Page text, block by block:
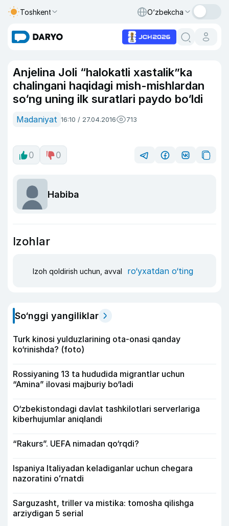
Toshkent O‘zbekcha
Anjelina Joli “halokatli xastalik”ka
chalingani haqidagi mish-mishlardan
so‘ng uning ilk suratlari paydo bo‘ldi
Madaniyat 16:10 / 27.04.2016 713
0 0
Habiba
Izohlar
Izoh qoldirish uchun, avval ro‘yxatdan o‘ting
So‘nggi yangiliklar
Turk kinosi yulduzlarining ota-onasi qanday
ko‘rinishda? (foto)
Rossiyaning 13 ta hududida migrantlar uchun
“Amina” ilovasi majburiy bo‘ladi
O‘zbekistondagi davlat tashkilotlari serverlariga
kiberhujumlar aniqlandi
“Rakurs”. UEFA nimadan qo‘rqdi?
Ispaniya Italiyadan keladiganlar uchun chegara
nazoratini oʻrnatdi
Sarguzasht, triller va mistika: tomosha qilishga
arziydigan 5 serial